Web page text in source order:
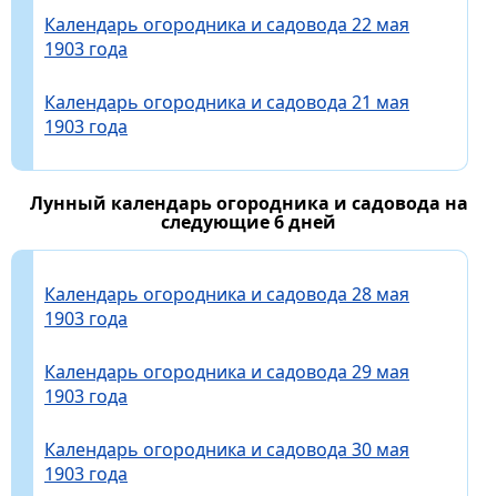
Календарь огородника и садовода 22 мая
1903 года
Календарь огородника и садовода 21 мая
1903 года
Лунный календарь огородника и садовода на
следующие 6 дней
Календарь огородника и садовода 28 мая
1903 года
Календарь огородника и садовода 29 мая
1903 года
Календарь огородника и садовода 30 мая
1903 года